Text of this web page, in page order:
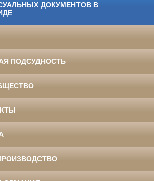
ДОКУМЕНТОВ В
ПОДСУДНОСТЬ